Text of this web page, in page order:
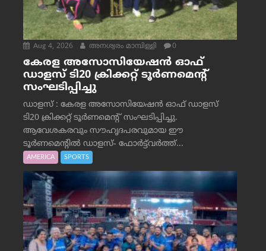
Aug 4, 2026 അനശ്വരം മാമ്പിള്ളി 0
കേരള അസോസിയേഷൻ ഓഫ്
ഡാളസ് ടി20 ക്രിക്കറ്റ് ടൂർണമെന്റ്
സംഘടിപ്പിച്ചു
ഡാളസ് : കേരള അസോസിയേഷൻ ഓഫ് ഡാളസ്
ടി20 ക്രിക്കറ്റ് ടൂർണമെന്റ് സംഘടിപ്പിച്ചു.
ആവേശകരവും സൗഹൃദപരവുമായ ഈ
ടൂർണമെന്റിൽ ഡാളസ്- ഫോർട്ട്‌വര്‍ത്ത്...
AMERICA SPORTS